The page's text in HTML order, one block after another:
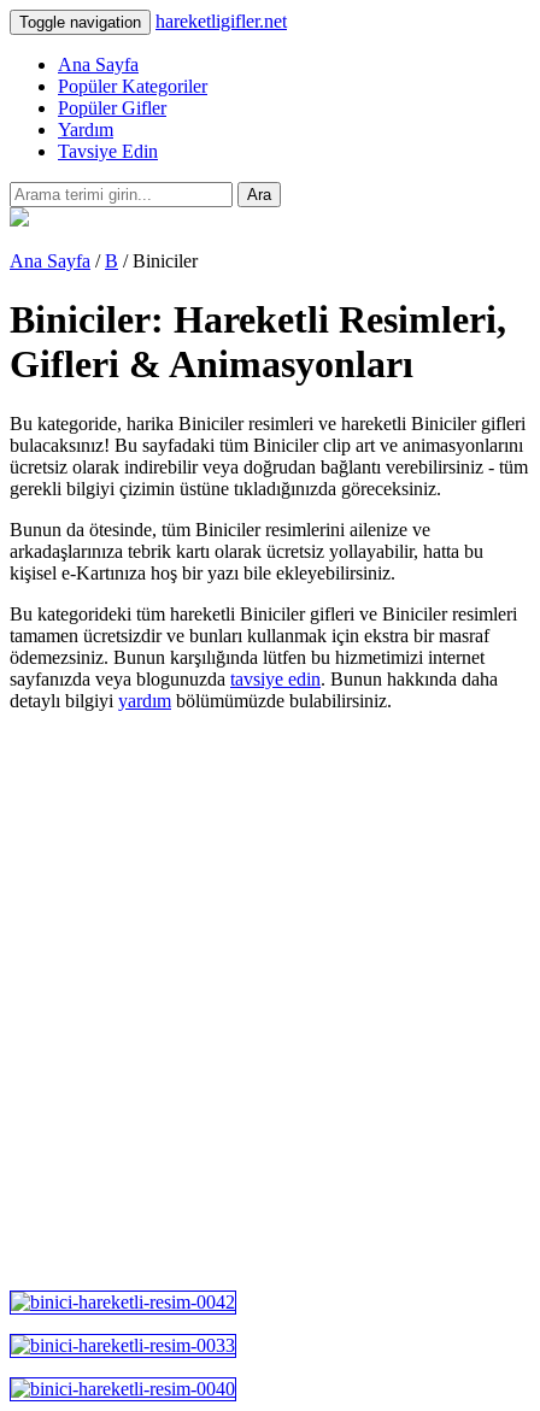
Toggle navigation hareketligifler.net
Ana Sayfa
Popüler Kategoriler
Popüler Gifler
Yardım
Tavsiye Edin
Ara
Ana Sayfa /B / Biniciler
Biniciler: Hareketli Resimleri,
Gifleri & Animasyonları
Bu kategoride, harika Biniciler resimleri ve hareketli Biniciler gifleri
bulacaksınız! Bu sayfadaki tüm Biniciler clip art ve animasyonlarını
ücretsiz olarak indirebilir veya doğrudan bağlantı verebilirsiniz - tüm
gerekli bilgiyi çizimin üstüne tıkladığınızda göreceksiniz.
Bunun da ötesinde, tüm Biniciler resimlerini ailenize ve
arkadaşlarınıza tebrik kartı olarak ücretsiz yollayabilir, hatta bu
kişisel e-Kartınıza hoş bir yazı bile ekleyebilirsiniz.
Bu kategorideki tüm hareketli Biniciler gifleri ve Biniciler resimleri
tamamen ücretsizdir ve bunları kullanmak için ekstra bir masraf
ödemezsiniz. Bunun karşılığında lütfen bu hizmetimizi internet
sayfanızda veya blogunuzda tavsiye edin. Bunun hakkında daha
detaylı bilgiyi yardım bölümümüzde bulabilirsiniz.